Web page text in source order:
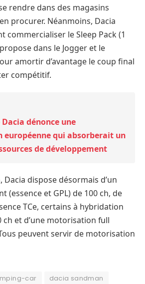
rendre dans des magasins
procurer. Néanmoins, Dacia
commercialiser le Sleep Pack (1
dans le Jogger et le
amortir d’avantage le coup final
compétitif.
dénonce une
qui absorberait un
de développement
dispose désormais d’un
(essence et GPL) de 100 ch, de
TCe, certains à hybridation
ch et d’une motorisation full
peuvent servir de motorisation
car
dacia sandman